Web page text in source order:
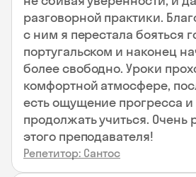
разговорной практики.
с ним я перестала бояться
португальском и наконец
более свободно. Уроки
комфортной атмосфере,
есть ощущение прогресса
продолжать учиться. Очень
этого преподавателя!
Репетитор: Сантос